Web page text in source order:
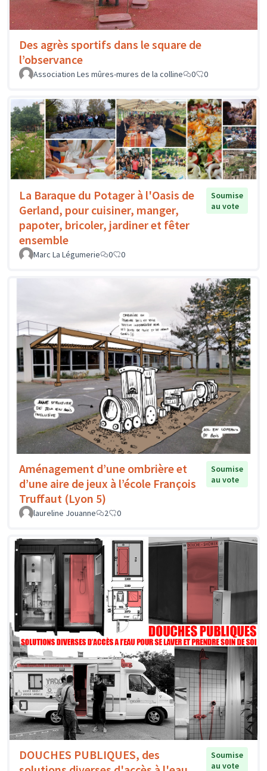
Des agrès sportifs dans le square de
l’observance
Association Les mûres-mures de la colline 0 0
La Baraque du Potager à l'Oasis de
Gerland, pour cuisiner, manger,
papoter, bricoler, jardiner et fêter
ensemble
Soumise
au vote
Marc La Légumerie 0 0
Aménagement d’une ombrière et
d’une aire de jeux à l’école François
Truffaut (Lyon 5)
Soumise
au vote
laureline Jouanne 2 0
DOUCHES PUBLIQUES, des
Soumise
au vote